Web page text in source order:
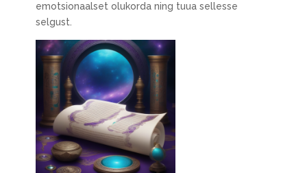
emotsionaalset olukorda ning tuua sellesse
selgust.